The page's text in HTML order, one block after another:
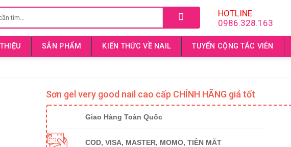
HOTLINE:
0986.328.163
SẢN PHẨM KIẾN THỨC VỀ NAIL TUYỂN CỘNG TÁC VIÊN
Sơn gel very good nail cao cấp CHÍNH HÃNG giá tốt
Giao Hàng Toàn Quốc
COD, VISA, MASTER, MOMO, TIỀN MẮT